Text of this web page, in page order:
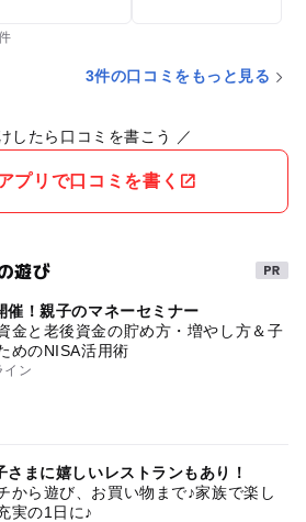
3件の口コミをもっと見る
したら口コミを書こう ／
プリで口コミを書く
遊び
催！親子のマネーセミナー
金と老後資金の貯め方・増やし方＆子
めのNISA活用術
イン
まに嬉しいレストランもあり！
から遊び、お買い物まで♪家族で楽し
実の1日に♪